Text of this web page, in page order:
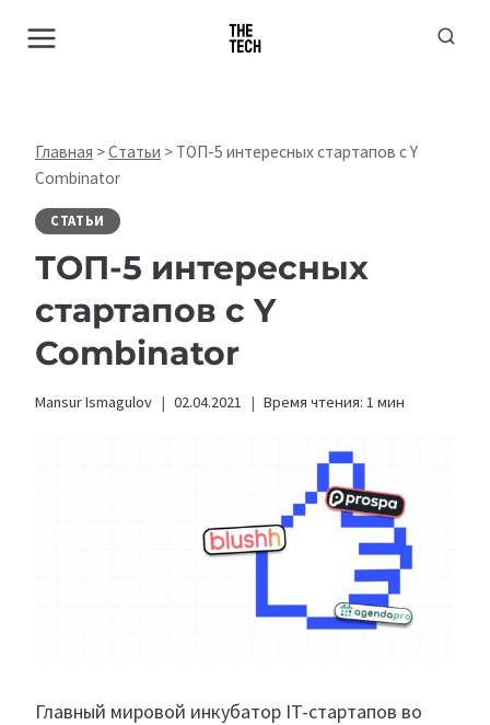
Главная >Статьи > ТОП-5 интересных стартапов с Y
Combinator
СТАТЬИ
ТОП-5 интересных
стартапов с Y
Combinator
Mansur Ismagulov 02.04.2021 Время чтения: 1 мин
Главный мировой инкубатор IT-стартапов во